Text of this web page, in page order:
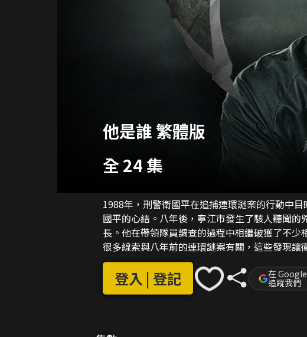
他是誰 繁體版
全 24 集
1988年，刑警衛國平在追捕連環謎案的行動中
國平的心結。八年後，寧江市發生了駭人聽聞
長。他在帶領隊員調查的過程中相繼破獲了不
很多線索與八年前的連環謎案有關，這些發現讓
礙。在案件的推進過程中，一個龐大的犯罪集團
登入 | 登記 在 Google
追蹤我們